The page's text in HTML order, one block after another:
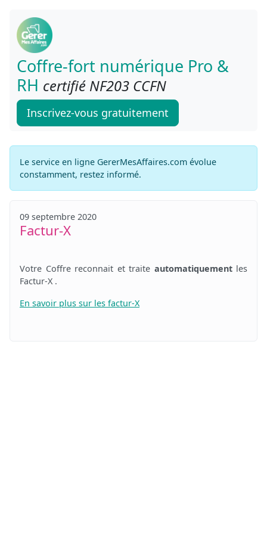
Coffre-fort numérique Pro &
RH certifié NF203 CCFN
Inscrivez-vous gratuitement
Le service en ligne GererMesAffaires.com évolue
constamment, restez informé.
09 septembre 2020
Factur-X
Votre Coffre reconnait et traite automatiquement les
Factur-X .
En savoir plus sur les factur-X